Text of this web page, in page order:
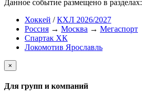
Данное событие размещено в разделах:
Хоккей /КХЛ 2026/2027
Россия → Москва → Мегаспорт
Спартак ХК
Локомотив Ярославль
×
Для групп и компаний